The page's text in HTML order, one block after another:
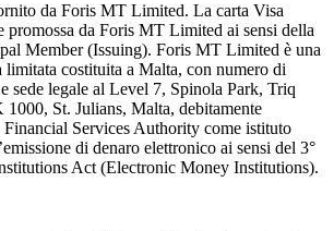
da Foris MT Limited. La carta Visa
promossa da Foris MT Limited ai sensi della
Member (Issuing). Foris MT Limited è una
limitata costituita a Malta, con numero di
sede legale al Level 7, Spinola Park, Triq
St. Julians, Malta, debitamente
Services Authority come istituto
di denaro elettronico ai sensi del 3°
Act (Electronic Money Institutions).